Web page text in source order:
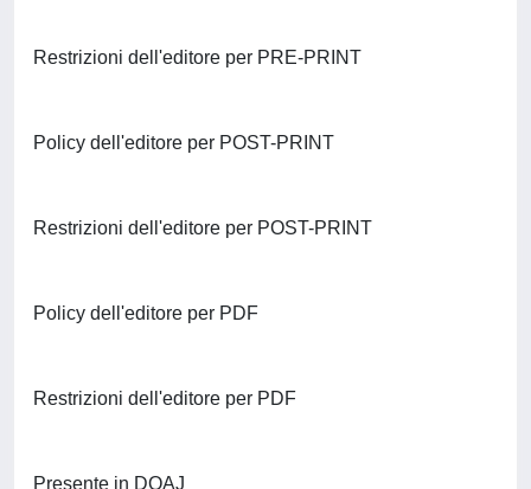
Restrizioni dell'editore per PRE-PRINT
Policy dell'editore per POST-PRINT
Restrizioni dell'editore per POST-PRINT
Policy dell'editore per PDF
Restrizioni dell'editore per PDF
Presente in DOAJ